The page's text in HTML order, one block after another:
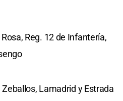
Reg. 12 de Infantería,
Zeballos, Lamadrid y Estrada